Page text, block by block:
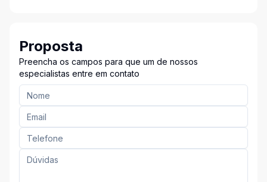
Proposta
Preencha os campos para que um de nossos
especialistas entre em contato